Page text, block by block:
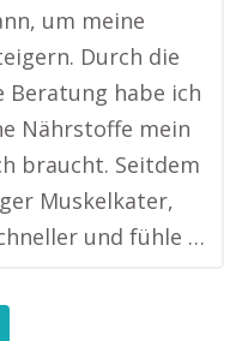
um meine
Durch die
Beratung habe ich
Nährstoffe mein
braucht. Seitdem
Muskelkater,
und fühle …